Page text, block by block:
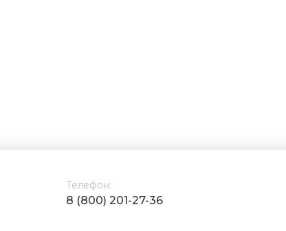
Телефон:
8 (800) 201-27-36